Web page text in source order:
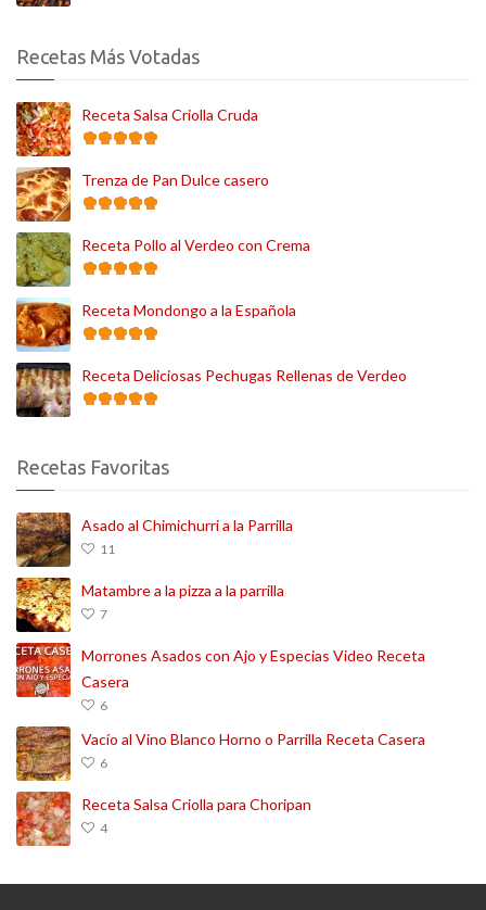
Recetas Más Votadas
Receta Salsa Criolla Cruda
Trenza de Pan Dulce casero
Receta Pollo al Verdeo con Crema
Receta Mondongo a la Española
Receta Deliciosas Pechugas Rellenas de Verdeo
Recetas Favoritas
Asado al Chimichurri a la Parrilla
11
Matambre a la pizza a la parrilla
7
Morrones Asados con Ajo y Especias Video Receta
Casera
6
Vacío al Vino Blanco Horno o Parrilla Receta Casera
6
Receta Salsa Criolla para Choripan
4